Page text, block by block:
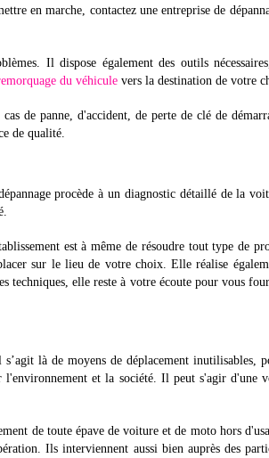
en marche, contactez une entreprise de
Il dispose également des outils
du véhicule vers la destination de votre
de panne, d'accident, de perte de clé de
de qualité.
procède à un diagnostic détaillé de la
est à même de résoudre tout type de
sur le lieu de votre choix. Elle réalise
techniques, elle reste à votre écoute pour vous
là de moyens de déplacement inutilisables,
l'environnement et la société. Il peut s'agir d'une
de toute épave de voiture et de moto hors
Ils interviennent aussi bien auprès des